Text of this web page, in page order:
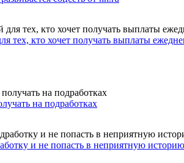
тех, кто хочет получать выплаты
на подработках
и не попасть в неприятную историю